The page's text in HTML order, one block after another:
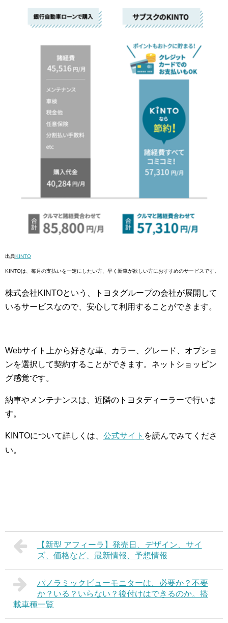
出典KINTO
KINTOは、毎月の支払いを一定にしたい方、早く新車が欲しい方におすすめのサービスです。
株式会社KINTOという、トヨタグループの会社が展開して
いるサービスなので、安心して利用することができます。
Webサイト上から好きな車、カラー、グレード、オプショ
ンを選択して契約することができます。ネットショッピン
グ感覚です。
納車やメンテナンスは、近隣のトヨタディーラーで行いま
す。
KINTOについて詳しくは、 公式サイト を読んでみてくださ
い。
【新型 アフィーラ】発売日、デザイン、サイ
ズ、価格など、最新情報、予想情報
パノラミックビューモニターは、必要か？不要
か？いる？いらない？後付けはできるのか。搭
載車種一覧